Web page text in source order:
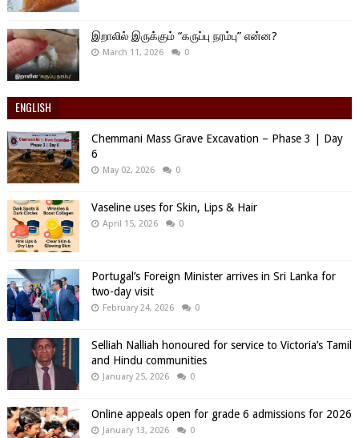
இறாலில் இருக்கும் “கருப்பு நரம்பு” என்ன?
March 11, 2026 0
ENGLISH
Chemmani Mass Grave Excavation – Phase 3 | Day
6
May 02, 2026 0
Vaseline uses for Skin, Lips & Hair
April 15, 2026 0
Portugal’s Foreign Minister arrives in Sri Lanka for
two-day visit
February 24, 2026 0
Selliah Nalliah honoured for service to Victoria’s Tamil
and Hindu communities
January 25, 2026 0
Online appeals open for grade 6 admissions for 2026
January 13, 2026 0